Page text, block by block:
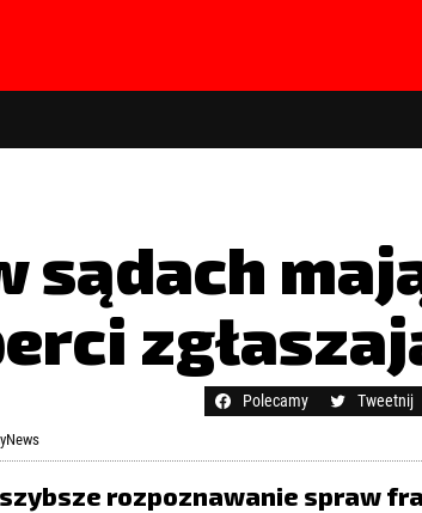
sądach
Polecamy Tweetnij
rozpoznawanie spraw